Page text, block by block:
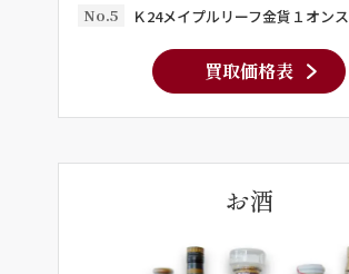
No.5
Ｋ24メイプルリーフ金貨１オンス
買取価格表
お酒